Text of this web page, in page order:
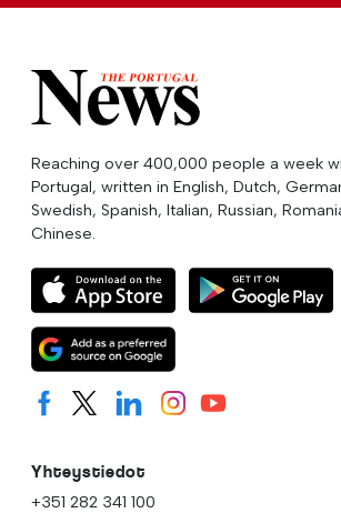
Reaching over 400,000 people a week
Portugal, written in English, Dutch,
Swedish, Spanish, Italian, Russian,
Chinese.
Yhteystiedot
+351 282 341 100